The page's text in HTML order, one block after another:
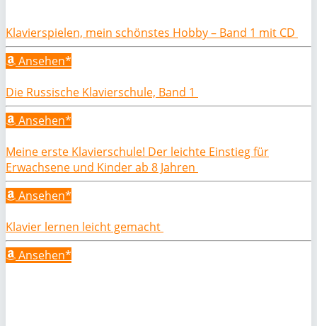
Klavierspielen, mein schönstes Hobby – Band 1 mit CD
Ansehen*
Die Russische Klavierschule, Band 1
Ansehen*
Meine erste Klavierschule! Der leichte Einstieg für
Erwachsene und Kinder ab 8 Jahren
Ansehen*
Klavier lernen leicht gemacht
Ansehen*